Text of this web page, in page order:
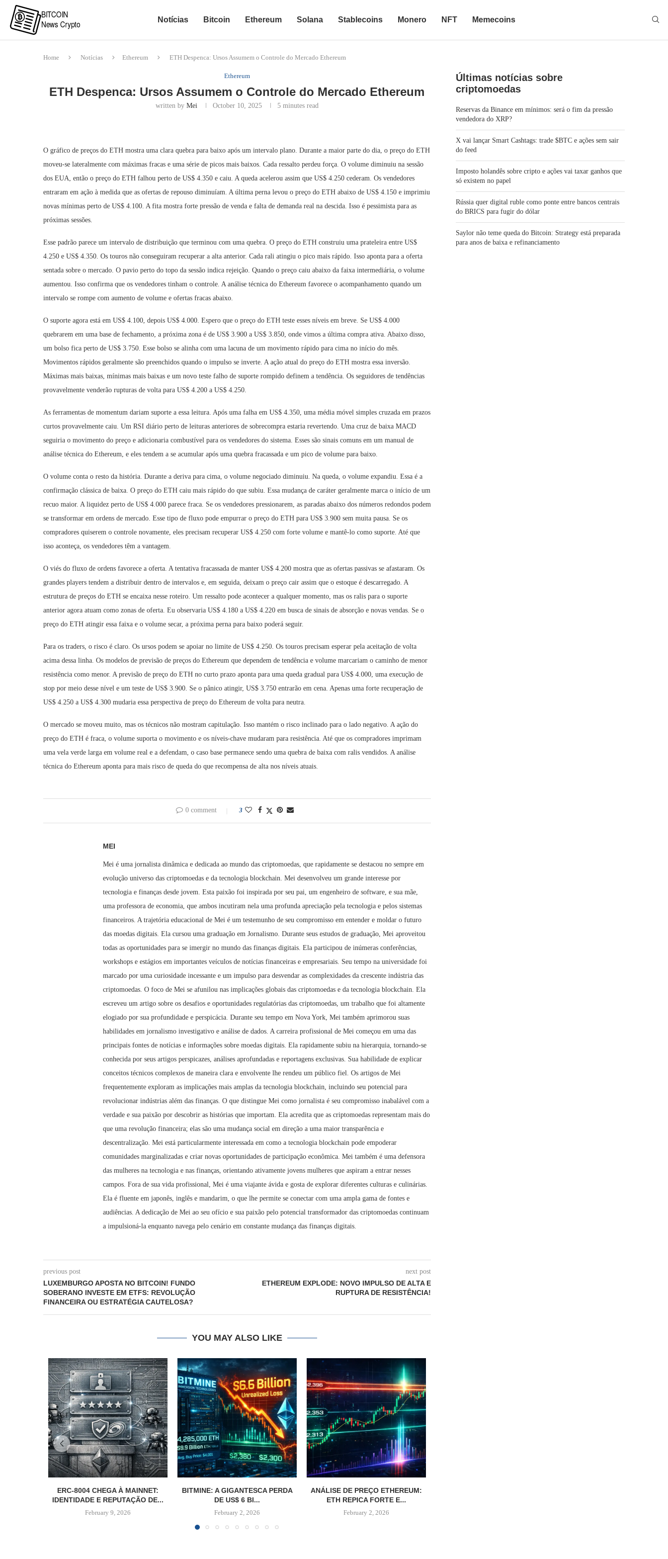
Notícias Bitcoin Ethereum Solana Stablecoins Monero NFT Memecoins
Home Notícias Ethereum ETH Despenca: Ursos Assumem o Controle do Mercado Ethereum
Ethereum
ETH Despenca: Ursos Assumem o Controle do Mercado Ethereum
written by Mei October 10, 2025 5 minutes read
O gráfico de preços do ETH mostra uma clara quebra para baixo após um intervalo plano. Durante a maior parte do dia, o preço do ETH
moveu-se lateralmente com máximas fracas e uma série de picos mais baixos. Cada ressalto perdeu força. O volume diminuiu na sessão
dos EUA, então o preço do ETH falhou perto de US$ 4.350 e caiu. A queda acelerou assim que US$ 4.250 cederam. Os vendedores
entraram em ação à medida que as ofertas de repouso diminuíam. A última perna levou o preço do ETH abaixo de US$ 4.150 e imprimiu
novas mínimas perto de US$ 4.100. A fita mostra forte pressão de venda e falta de demanda real na descida. Isso é pessimista para as
próximas sessões.
Esse padrão parece um intervalo de distribuição que terminou com uma quebra. O preço do ETH construiu uma prateleira entre US$
4.250 e US$ 4.350. Os touros não conseguiram recuperar a alta anterior. Cada rali atingiu o pico mais rápido. Isso aponta para a oferta
sentada sobre o mercado. O pavio perto do topo da sessão indica rejeição. Quando o preço caiu abaixo da faixa intermediária, o volume
aumentou. Isso confirma que os vendedores tinham o controle. A análise técnica do Ethereum favorece o acompanhamento quando um
intervalo se rompe com aumento de volume e ofertas fracas abaixo.
O suporte agora está em US$ 4.100, depois US$ 4.000. Espero que o preço do ETH teste esses níveis em breve. Se US$ 4.000
quebrarem em uma base de fechamento, a próxima zona é de US$ 3.900 a US$ 3.850, onde vimos a última compra ativa. Abaixo disso,
um bolso fica perto de US$ 3.750. Esse bolso se alinha com uma lacuna de um movimento rápido para cima no início do mês.
Movimentos rápidos geralmente são preenchidos quando o impulso se inverte. A ação atual do preço do ETH mostra essa inversão.
Máximas mais baixas, mínimas mais baixas e um novo teste falho de suporte rompido definem a tendência. Os seguidores de tendências
provavelmente venderão rupturas de volta para US$ 4.200 a US$ 4.250.
As ferramentas de momentum dariam suporte a essa leitura. Após uma falha em US$ 4.350, uma média móvel simples cruzada em prazos
curtos provavelmente caiu. Um RSI diário perto de leituras anteriores de sobrecompra estaria revertendo. Uma cruz de baixa MACD
seguiria o movimento do preço e adicionaria combustível para os vendedores do sistema. Esses são sinais comuns em um manual de
análise técnica do Ethereum, e eles tendem a se acumular após uma quebra fracassada e um pico de volume para baixo.
O volume conta o resto da história. Durante a deriva para cima, o volume negociado diminuiu. Na queda, o volume expandiu. Essa é a
confirmação clássica de baixa. O preço do ETH caiu mais rápido do que subiu. Essa mudança de caráter geralmente marca o início de um
recuo maior. A liquidez perto de US$ 4.000 parece fraca. Se os vendedores pressionarem, as paradas abaixo dos números redondos podem
se transformar em ordens de mercado. Esse tipo de fluxo pode empurrar o preço do ETH para US$ 3.900 sem muita pausa. Se os
compradores quiserem o controle novamente, eles precisam recuperar US$ 4.250 com forte volume e mantê-lo como suporte. Até que
isso aconteça, os vendedores têm a vantagem.
O viés do fluxo de ordens favorece a oferta. A tentativa fracassada de manter US$ 4.200 mostra que as ofertas passivas se afastaram. Os
grandes players tendem a distribuir dentro de intervalos e, em seguida, deixam o preço cair assim que o estoque é descarregado. A
estrutura de preços do ETH se encaixa nesse roteiro. Um ressalto pode acontecer a qualquer momento, mas os ralis para o suporte
anterior agora atuam como zonas de oferta. Eu observaria US$ 4.180 a US$ 4.220 em busca de sinais de absorção e novas vendas. Se o
preço do ETH atingir essa faixa e o volume secar, a próxima perna para baixo poderá seguir.
Para os traders, o risco é claro. Os ursos podem se apoiar no limite de US$ 4.250. Os touros precisam esperar pela aceitação de volta
acima dessa linha. Os modelos de previsão de preços do Ethereum que dependem de tendência e volume marcariam o caminho de menor
resistência como menor. A previsão de preço do ETH no curto prazo aponta para uma queda gradual para US$ 4.000, uma execução de
stop por meio desse nível e um teste de US$ 3.900. Se o pânico atingir, US$ 3.750 entrarão em cena. Apenas uma forte recuperação de
US$ 4.250 a US$ 4.300 mudaria essa perspectiva de preço do Ethereum de volta para neutra.
O mercado se moveu muito, mas os técnicos não mostram capitulação. Isso mantém o risco inclinado para o lado negativo. A ação do
preço do ETH é fraca, o volume suporta o movimento e os níveis-chave mudaram para resistência. Até que os compradores imprimam
uma vela verde larga em volume real e a defendam, o caso base permanece sendo uma quebra de baixa com ralis vendidos. A análise
técnica do Ethereum aponta para mais risco de queda do que recompensa de alta nos níveis atuais.
0 comment 3
MEI
Mei é uma jornalista dinâmica e dedicada ao mundo das criptomoedas, que rapidamente se destacou no sempre em
evolução universo das criptomoedas e da tecnologia blockchain. Mei desenvolveu um grande interesse por
tecnologia e finanças desde jovem. Esta paixão foi inspirada por seu pai, um engenheiro de software, e sua mãe,
uma professora de economia, que ambos incutiram nela uma profunda apreciação pela tecnologia e pelos sistemas
financeiros. A trajetória educacional de Mei é um testemunho de seu compromisso em entender e moldar o futuro
das moedas digitais. Ela cursou uma graduação em Jornalismo. Durante seus estudos de graduação, Mei aproveitou
todas as oportunidades para se imergir no mundo das finanças digitais. Ela participou de inúmeras conferências,
workshops e estágios em importantes veículos de notícias financeiras e empresariais. Seu tempo na universidade foi
marcado por uma curiosidade incessante e um impulso para desvendar as complexidades da crescente indústria das
criptomoedas. O foco de Mei se afunilou nas implicações globais das criptomoedas e da tecnologia blockchain. Ela
escreveu um artigo sobre os desafios e oportunidades regulatórias das criptomoedas, um trabalho que foi altamente
elogiado por sua profundidade e perspicácia. Durante seu tempo em Nova York, Mei também aprimorou suas
habilidades em jornalismo investigativo e análise de dados. A carreira profissional de Mei começou em uma das
principais fontes de notícias e informações sobre moedas digitais. Ela rapidamente subiu na hierarquia, tornando-se
conhecida por seus artigos perspicazes, análises aprofundadas e reportagens exclusivas. Sua habilidade de explicar
conceitos técnicos complexos de maneira clara e envolvente lhe rendeu um público fiel. Os artigos de Mei
frequentemente exploram as implicações mais amplas da tecnologia blockchain, incluindo seu potencial para
revolucionar indústrias além das finanças. O que distingue Mei como jornalista é seu compromisso inabalável com a
verdade e sua paixão por descobrir as histórias que importam. Ela acredita que as criptomoedas representam mais do
que uma revolução financeira; elas são uma mudança social em direção a uma maior transparência e
descentralização. Mei está particularmente interessada em como a tecnologia blockchain pode empoderar
comunidades marginalizadas e criar novas oportunidades de participação econômica. Mei também é uma defensora
das mulheres na tecnologia e nas finanças, orientando ativamente jovens mulheres que aspiram a entrar nesses
campos. Fora de sua vida profissional, Mei é uma viajante ávida e gosta de explorar diferentes culturas e culinárias.
Ela é fluente em japonês, inglês e mandarim, o que lhe permite se conectar com uma ampla gama de fontes e
audiências. A dedicação de Mei ao seu ofício e sua paixão pelo potencial transformador das criptomoedas continuam
a impulsioná-la enquanto navega pelo cenário em constante mudança das finanças digitais.
previous post
LUXEMBURGO APOSTA NO BITCOIN! FUNDO
SOBERANO INVESTE EM ETFS: REVOLUÇÃO
FINANCEIRA OU ESTRATÉGIA CAUTELOSA?
next post
ETHEREUM EXPLODE: NOVO IMPULSO DE ALTA E
RUPTURA DE RESISTÊNCIA!
YOU MAY ALSO LIKE
ERC-8004 CHEGA À MAINNET:
IDENTIDADE E REPUTAÇÃO DE...
February 9, 2026
BITMINE: A GIGANTESCA PERDA
DE US$ 6 BI...
February 2, 2026
ANÁLISE DE PREÇO ETHEREUM:
ETH REPICA FORTE E...
February 2, 2026
Últimas notícias sobre
criptomoedas
Reservas da Binance em mínimos: será o fim da pressão
vendedora do XRP?
X vai lançar Smart Cashtags: trade $BTC e ações sem sair
do feed
Imposto holandês sobre cripto e ações vai taxar ganhos que
só existem no papel
Rússia quer digital ruble como ponte entre bancos centrais
do BRICS para fugir do dólar
Saylor não teme queda do Bitcoin: Strategy está preparada
para anos de baixa e refinanciamento